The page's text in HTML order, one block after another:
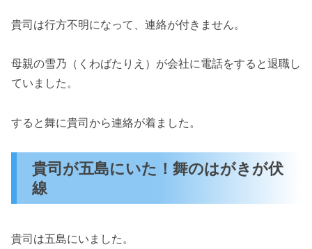
貴司は行方不明になって、連絡が付きません。
母親の雪乃（くわばたりえ）が会社に電話をすると退職し
ていました。
すると舞に貴司から連絡が着ました。
貴司が五島にいた！舞のはがきが伏
線
貴司は五島にいました。